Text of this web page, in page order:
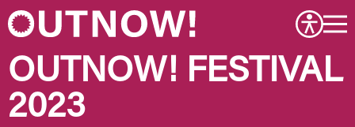
OUTNOW! FESTIVAL
2023